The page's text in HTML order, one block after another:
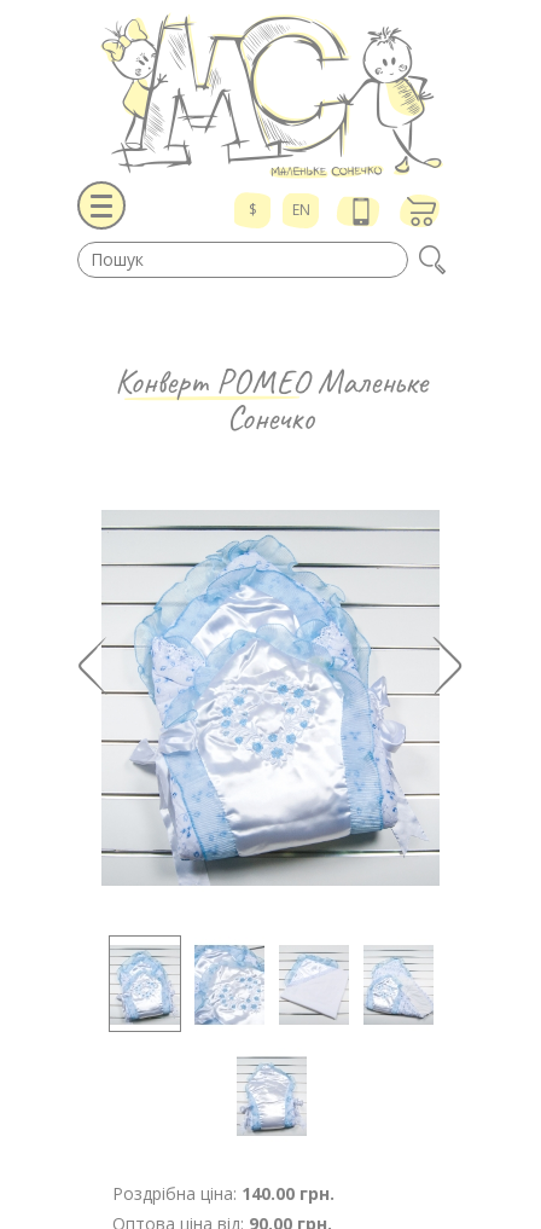
EN
$
Конверт РОМЕО Маленьке
Сонечко
Роздрібна ціна: 140.00 грн.
Оптова ціна від: 90.00 грн.